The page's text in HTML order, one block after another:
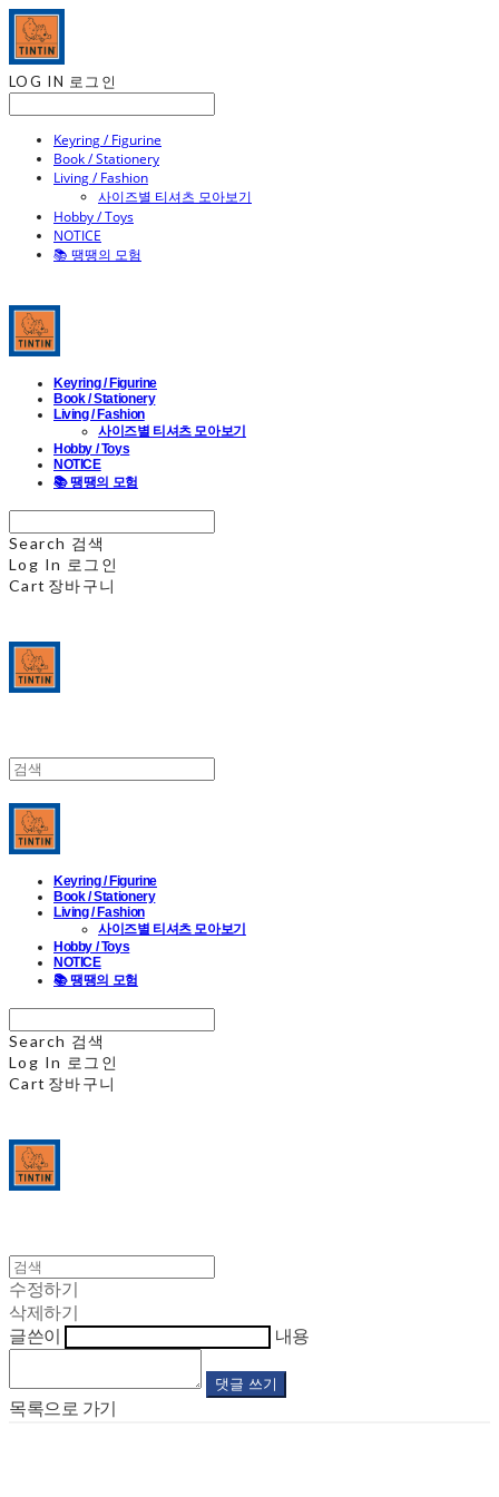
LOG IN 로그인
Keyring / Figurine
Book / Stationery
Living / Fashion
사이즈별 티셔츠 모아보기
Hobby / Toys
NOTICE
📚 땡땡의 모험
Keyring / Figurine
Book / Stationery
Living / Fashion
사이즈별 티셔츠 모아보기
Hobby / Toys
NOTICE
📚 땡땡의 모험
Search 검색
Log In 로그인
Cart 장바구니
Keyring / Figurine
Book / Stationery
Living / Fashion
사이즈별 티셔츠 모아보기
Hobby / Toys
NOTICE
📚 땡땡의 모험
Search 검색
Log In 로그인
Cart 장바구니
수정하기
삭제하기
글쓴이
내용
댓글 쓰기
목록으로 가기